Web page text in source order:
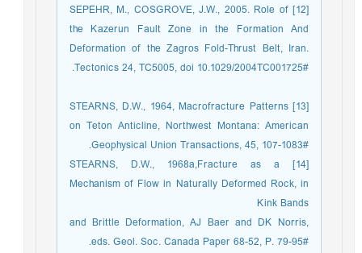
[12] SEPEHR, M., COSGROVE, J.W., 2005. Role of
the Kazerun Fault Zone in the Formation And
Deformation of the Zagros Fold-Thrust Belt, Iran.
Tectonics 24, TC5005, doi 10.1029/2004TC001725#.
[13] STEARNS, D.W., 1964, Macrofracture Patterns
on Teton Anticline, Northwest Montana: American
Geophysical Union Transactions, 45, 107-1083#.‏
[14] STEARNS, D.W., 1968a,Fracture as a
Mechanism of Flow in Naturally Deformed Rock, in
Kink Bands
and Brittle Deformation, AJ Baer and DK Norris,
eds. Geol. Soc. Canada Paper 68-52, P. 79-95#.